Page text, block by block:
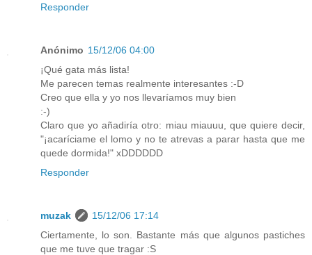
Responder
Anónimo 15/12/06 04:00
¡Qué gata más lista!
Me parecen temas realmente interesantes :-D
Creo que ella y yo nos llevaríamos muy bien
:-)
Claro que yo añadiría otro: miau miauuu, que quiere decir,
"¡acaríciame el lomo y no te atrevas a parar hasta que me
quede dormida!" xDDDDDD
Responder
muzak
15/12/06 17:14
Ciertamente, lo son. Bastante más que algunos pastiches
que me tuve que tragar :S